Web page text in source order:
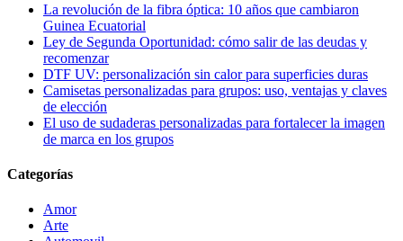
La revolución de la fibra óptica: 10 años que cambiaron
Guinea Ecuatorial
Ley de Segunda Oportunidad: cómo salir de las deudas y
recomenzar
DTF UV: personalización sin calor para superficies duras
Camisetas personalizadas para grupos: uso, ventajas y claves
de elección
El uso de sudaderas personalizadas para fortalecer la imagen
de marca en los grupos
Categorías
Amor
Arte